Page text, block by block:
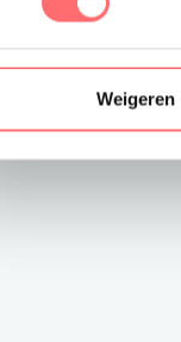
Weigeren
in orde is
zodat je